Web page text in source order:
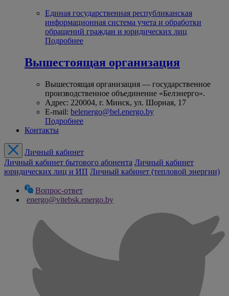
Единая государственная республиканская
информационная система учета и обработки
обращений граждан и юридических лиц
Подробнее
Вышестоящая организация
Вышестоящая организация — государственное
производственное объединение «Белэнерго».
Адрес: 220004, г. Минск, ул. Шорная, 17
E-mail: belenergo@bel.energo.by
Подробнее
Контакты
Личный кабинет
Личный кабинет бытового абонента Личный кабинет
юридических лиц и ИП Личный кабинет (тепловой энергии)
Вопрос-ответ
energo@vitebsk.energo.by